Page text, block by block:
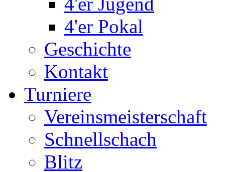
4'er Pokal
Geschichte
Kontakt
Turniere
Vereinsmeisterschaft
Schnellschach
Blitz